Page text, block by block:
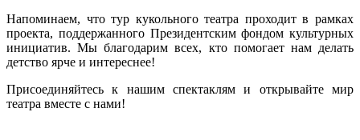
Напоминаем, что тур кукольного театра проходит в рамках
проекта, поддержанного Президентским фондом культурных
инициатив. Мы благодарим всех, кто помогает нам делать
детство ярче и интереснее!
Присоединяйтесь к нашим спектаклям и открывайте мир
театра вместе с нами!